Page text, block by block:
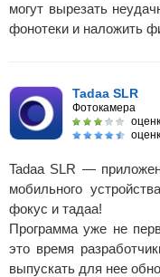
могут вырезать
фонотеки и наложить
Tadaa SLR
Фотокамера
Tadaa SLR —
мобильного
фокус и тадаа!
Программа уже не
это время
выпускать для нее